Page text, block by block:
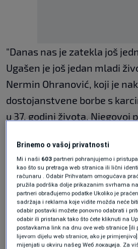
"Danas nas je zatekla još
Ugašen je još jedan mladi
Nermin Ohranović, koji je
dostojanstvene borbe s
u 37. godini života. Njegovoj
mnogo snage da podnesu
napisali su iz Pomozi.ba.
Brinemo o vašoj privatnosti
Mi i naši 603 partneri pohranjujemo i
kao što su pretraga web stranica ili lični
računaru . Odabir Prihvatam omogućava
pružila podrška dolje prikazanim svrhama
partneri obrađujemo podatke Ukoliko je
sadržaja i reklama koje vidite možda neće
odabir postavki možete ponovno odabrati i
odabir ili pristanak tako što ćete kliknuti na
postavkama link na dnu ove web stranice [ili
lijevom dijelu web stranice, ako je
mijenjati u okviru našeg Wеб локација. Za